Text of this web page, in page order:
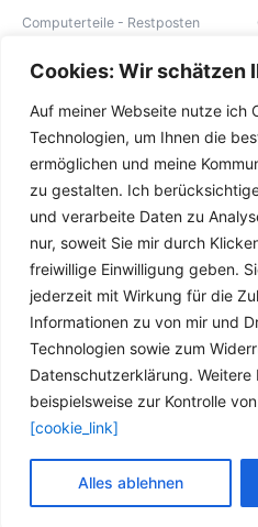
Cookies: Wir schätzen
Auf meiner Webseite nutze ich
Technologien, um Ihnen die
ermöglichen und meine
zu gestalten. Ich
und verarbeite Daten zu
nur, soweit Sie mir durch
freiwillige Einwilligung geben.
jederzeit mit Wirkung für die
Informationen zu von mir und
Technologien sowie zum
Datenschutzerklärung. Weitere
beispielsweise zur Kontrolle
[cookie_link]
Alles ablehnen
Computerteile - Restposten
Länge: 50cm
Details
Copyright © 2026
für: SMART BMW VW -
Vertrag